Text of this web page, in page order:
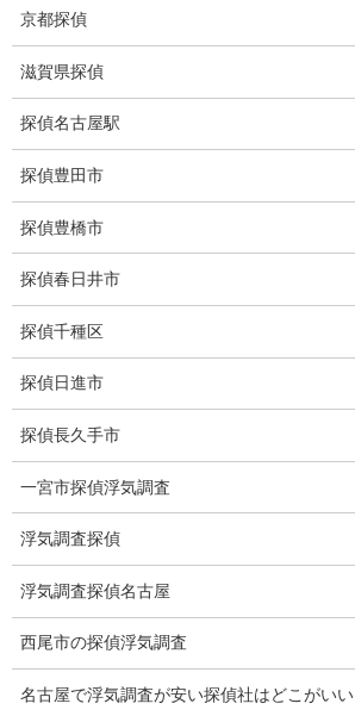
トップ
ご挨拶
システム
クーリング・オフ
ワンストップサービス
アフターフォロー
ミライリサーチのお約束
委任契約
低料金の理由
スキルの高さ＝高額料金？
京都探偵
滋賀県探偵
探偵名古屋駅
探偵豊田市
探偵豊橋市
探偵春日井市
探偵千種区
探偵日進市
探偵長久手市
一宮市探偵浮気調査
浮気調査探偵
浮気調査探偵名古屋
西尾市の探偵浮気調査
名古屋で浮気調査が安い探偵社はどこがいい